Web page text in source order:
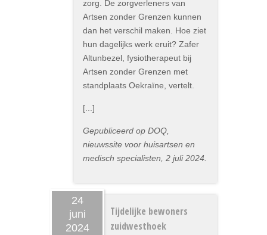
zorg. De zorgverleners van
Artsen zonder Grenzen kunnen
dan het verschil maken. Hoe ziet
hun dagelijks werk eruit? Zafer
Altunbezel, fysiotherapeut bij
Artsen zonder Grenzen met
standplaats Oekraïne, vertelt.
[...]
Gepubliceerd op DOQ,
nieuwssite voor huisartsen en
medisch specialisten, 2 juli 2024.
24
juni
2024
Tijdelijke bewoners
zuidwesthoek